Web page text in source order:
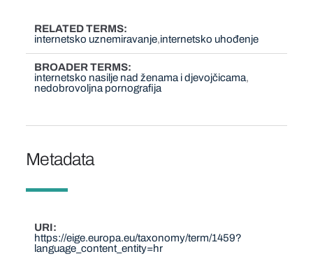
RELATED TERMS
internetsko uznemiravanje internetsko uhođenje
BROADER TERMS
internetsko nasilje nad ženama i djevojčicama
nedobrovoljna pornografija
Metadata
URI
https://eige.europa.eu/taxonomy/term/1459?
language_content_entity=hr